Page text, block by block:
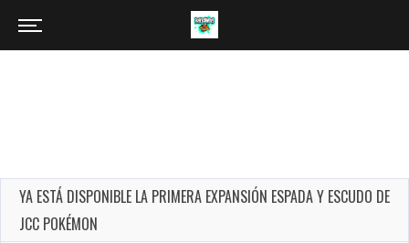
YA ESTÁ DISPONIBLE LA PRIMERA EXPANSIÓN ESPADA Y ESCUDO DE
JCC POKÉMON